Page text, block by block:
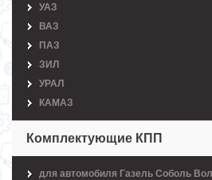
УАЗ
ВАЗ
ПАЗ
ЗИЛ
УРАЛ
КАМАЗ
Комплектующие КПП
для автомобиля Газель Соболь